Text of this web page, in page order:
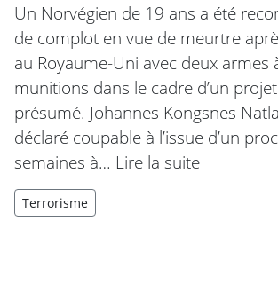
Un Norvégien de 19 ans a été
de complot en vue de meurtre
au Royaume-Uni avec deux armes
munitions dans le cadre d’un
présumé. Johannes Kongsnes
déclaré coupable à l’issue d’un
semaines à… Lire la suite
Terrorisme